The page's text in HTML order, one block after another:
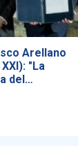
Arellano
"La
del…